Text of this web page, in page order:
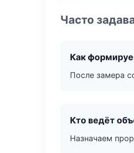
Часто
Как
После замера
Кто ведёт
Назначаем